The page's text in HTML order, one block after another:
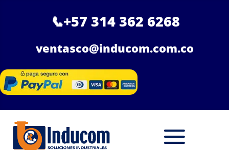
📞+57 314 362 6268
ventasco@inducom.com.co